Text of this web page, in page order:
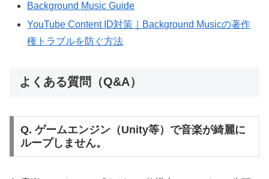
Background Music Guide
YouTube Content ID対策｜Background Musicの著作
権トラブルを防ぐ方法
よくある質問（Q&A）
Q. ゲームエンジン（Unity等）で音楽が綺麗に
ループしません。